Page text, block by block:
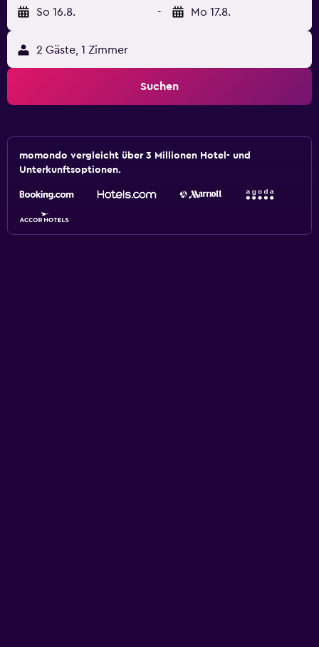
So 16.8. - Mo 17.8.
2 Gäste, 1 Zimmer
Suchen
momondo vergleicht über 3 Millionen Hotel- und
Unterkunftsoptionen.